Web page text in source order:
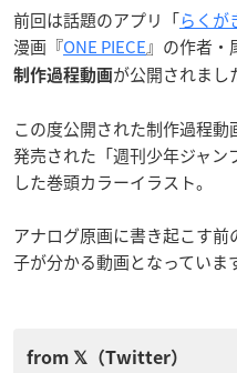
前回は話題のアプリ「らくが
漫画『ONE PIECE』の作者・
制作過程動画が公開されまし
この度公開された制作過程
発売された「週刊少年ジャ
した巻頭カラーイラスト。
アナログ原画に書き起こす
子が分かる動画となっていま